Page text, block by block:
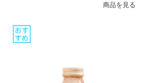
商品を見る